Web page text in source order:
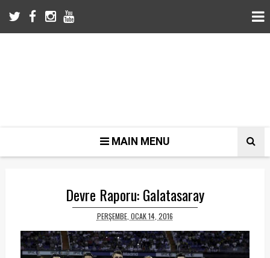
MAIN MENU
Devre Raporu: Galatasaray
PERŞEMBE, OCAK 14, 2016